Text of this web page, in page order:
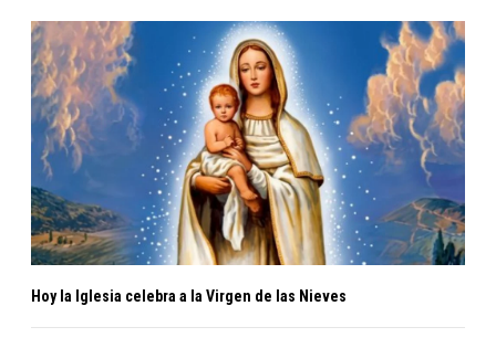
Hoy la Iglesia celebra a la Virgen de las Nieves